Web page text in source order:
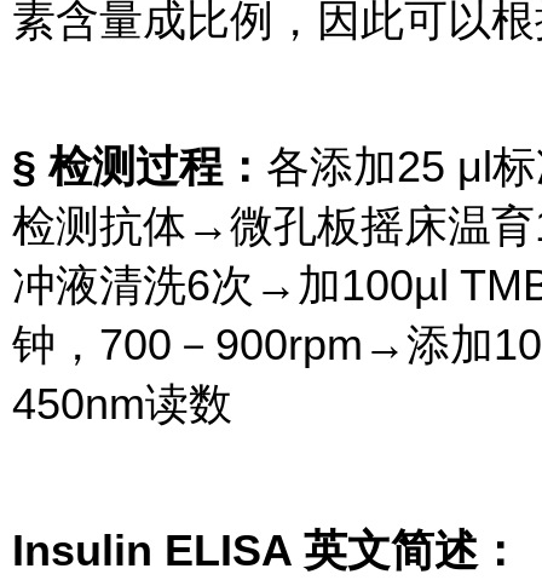
素含量成比例，因此可以
§ 检测过程： 各添加25 μl
检测抗体→微孔板摇床温
冲液清洗6次→加100µl
钟，700－900rpm→添加
450nm读数
Insulin ELISA 英文简述：